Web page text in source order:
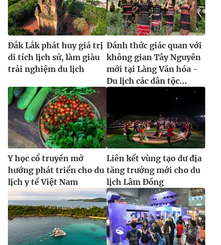
Đắk Lắk phát huy giá trị
di tích lịch sử, làm giàu
trải nghiệm du lịch
Đánh thức giác quan với
không gian Tây Nguyên
mới tại Làng Văn hóa -
Du lịch các dân tộc...
Y học cổ truyền mở
hướng phát triển cho du
lịch y tế Việt Nam
Liên kết vùng tạo dư địa
tăng trưởng mới cho du
lịch Lâm Đồng